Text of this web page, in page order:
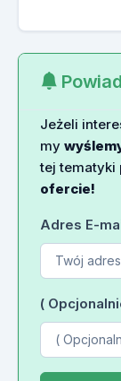
Jeżeli
my
tej tematyki
ofercie!
Adres E-
(